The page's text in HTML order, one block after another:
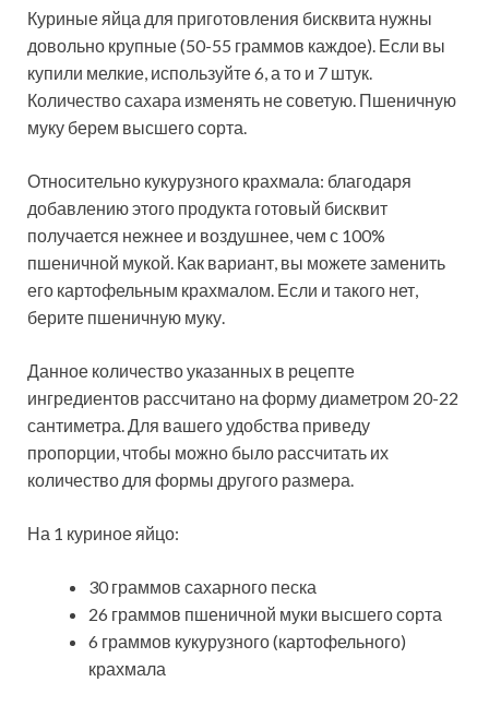
Куриные яйца для приготовления бисквита нужны
довольно крупные (50-55 граммов каждое). Если вы
купили мелкие, используйте 6, а то и 7 штук.
Количество сахара изменять не советую. Пшеничную
муку берем высшего сорта.
Относительно кукурузного крахмала: благодаря
добавлению этого продукта готовый бисквит
получается нежнее и воздушнее, чем с 100%
пшеничной мукой. Как вариант, вы можете заменить
его картофельным крахмалом. Если и такого нет,
берите пшеничную муку.
Данное количество указанных в рецепте
ингредиентов рассчитано на форму диаметром 20-22
сантиметра. Для вашего удобства приведу
пропорции, чтобы можно было рассчитать их
количество для формы другого размера.
На 1 куриное яйцо:
30 граммов сахарного песка
26 граммов пшеничной муки высшего сорта
6 граммов кукурузного (картофельного)
крахмала